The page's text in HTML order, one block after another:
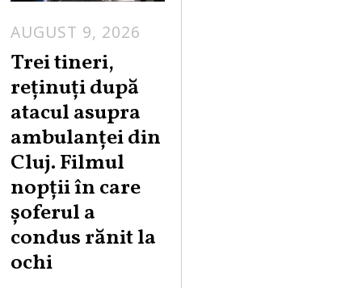
AUGUST 9, 2026
Trei tineri,
reținuți după
atacul asupra
ambulanței din
Cluj. Filmul
nopții în care
șoferul a
condus rănit la
ochi